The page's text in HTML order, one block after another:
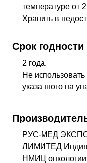
температуре от
Хранить в
Срок годности
2 года.
Не использовать
указанного на
РУС-МЕД
ЛИМИТЕД Индия
НМИЦ